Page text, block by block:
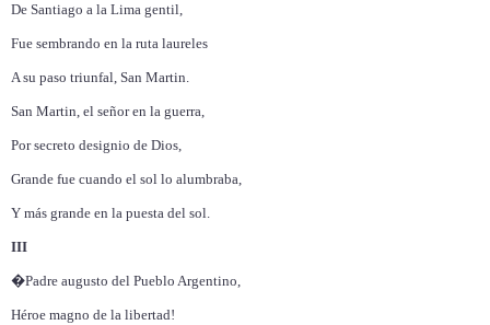
De Santiago a la Lima gentil,
Fue sembrando en la ruta laureles
A su paso triunfal, San Martin.
San Martin, el señor en la guerra,
Por secreto designio de Dios,
Grande fue cuando el sol lo alumbraba,
Y más grande en la puesta del sol.
III
�Padre augusto del Pueblo Argentino,
Héroe magno de la libertad!